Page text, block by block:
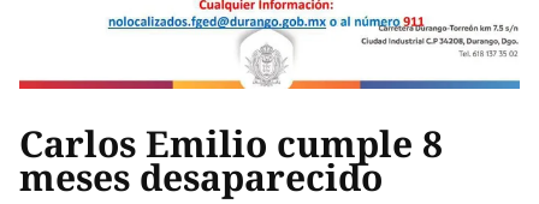
Carlos Emilio cumple 8
meses desaparecido